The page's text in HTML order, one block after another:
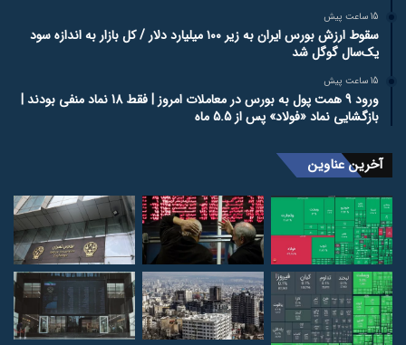
15 ساعت پیش
سقوط ارزش بورس ایران به زیر ۱۰۰ میلیارد دلار / کل بازار به اندازه سود
یک‌سال گوگل شد
15 ساعت پیش
ورود 9 همت پول به بورس در معاملات امروز | فقط 18 نماد منفی بودند |
بازگشایی نماد «فولاد» پس از 5.5 ماه
آخرین عناوین